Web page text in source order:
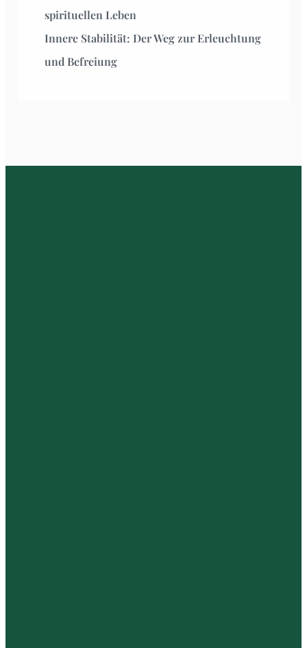
spirituellen Leben
Innere Stabilität: Der Weg zur Erleuchtung
und Befreiung